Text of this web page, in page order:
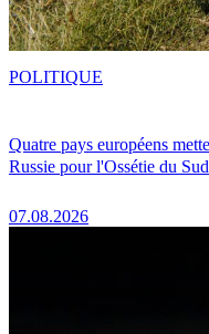
Quatre pays européens
Russie pour l'Ossétie du Sud
07.08.2026
POLITIQUE